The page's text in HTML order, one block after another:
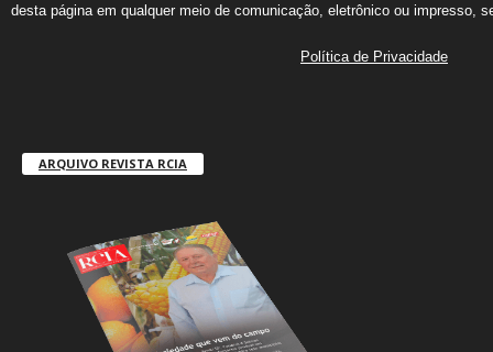
desta página em qualquer meio de comunicação, eletrônico ou impresso,
Política de Privacidade
ARQUIVO REVISTA RCIA